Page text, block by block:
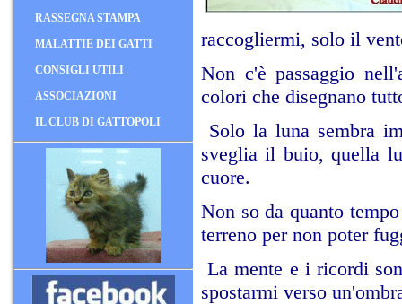
RASSEGNA STAMPA
MALATTIE DEI GATTI
CONSIGLI UTILI
ASSOCIAZIONI
IL CLUB DI GATTOPOLI
raccogliermi, solo il
Non c'è passaggio
colori che disegnano
Solo la luna sembra
sveglia il buio, quella
cuore.
Non so da quanto
terreno per non poter
La mente e i ricordi
spostarmi verso